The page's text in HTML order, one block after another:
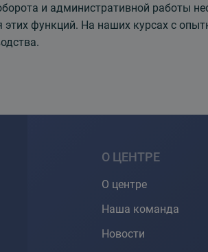
и административной работы
этих функций. На наших курсах с
О ЦЕНТРЕ
О центре
Наша команда
Новости